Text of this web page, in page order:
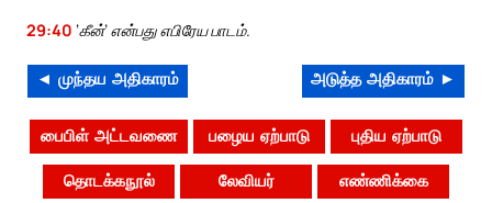
29:40 ‘கீன்’ என்பது எபிரேய பாடம்.
◄ முந்தய அதிகாரம் அடுத்த அதிகாரம் ►
பைபிள் அட்டவணை பழைய ஏற்பாடு புதிய ஏற்பாடு
தொடக்கநூல் லேவியர் எண்ணிக்கை